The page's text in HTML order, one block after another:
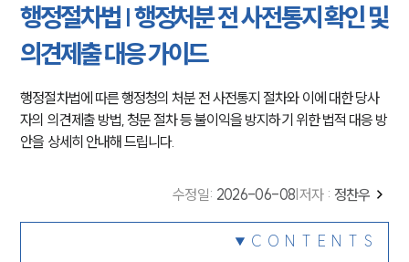
행정절차법 | 행정처분 전 사전통지 확인 및
의견제출 대응 가이드
행정절차법에 따른 행정청의 처분 전 사전통지 절차와 이에 대한 당사
자의 의견제출 방법, 청문 절차 등 불이익을 방지하기 위한 법적 대응 방
안을 상세히 안내해 드립니다.
수정일: 2026-06-08 저자 : 정찬우
CONTENTS